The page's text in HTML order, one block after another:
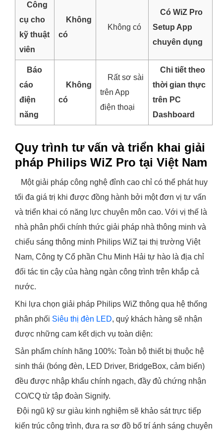
Công
cụ cho
kỹ thuật
viên
Không
có
Không có
Có WiZ Pro
Setup App
chuyên dụng
Báo
cáo
điện
năng
Không
có
Rất sơ sài
trên App
điện thoại
Chi tiết theo
thời gian thực
trên PC
Dashboard
Quy trình tư vấn và triển khai giải
pháp Philips WiZ Pro tại Việt Nam
Một giải pháp công nghệ đỉnh cao chỉ có thể phát huy
tối đa giá trị khi được đồng hành bởi một đơn vị tư vấn
và triển khai có năng lực chuyên môn cao. Với vị thế là
nhà phân phối chính thức giải pháp nhà thông minh và
chiếu sáng thông minh Philips WiZ tại thị trường Việt
Nam, Công ty Cổ phần Chu Minh Hải tự hào là địa chỉ
đối tác tin cậy của hàng ngàn công trình trên khắp cả
nước.
Khi lựa chọn giải pháp Philips WiZ thông qua hệ thống
phân phối Siêu thị đèn LED, quý khách hàng sẽ nhận
được những cam kết dịch vụ toàn diện:
Sản phẩm chính hãng 100%: Toàn bộ thiết bị thuộc hệ
sinh thái (bóng đèn, LED Driver, BridgeBox, cảm biến)
đều được nhập khẩu chính ngạch, đầy đủ chứng nhận
CO/CQ từ tập đoàn Signify.
Đội ngũ kỹ sư giàu kinh nghiệm sẽ khảo sát trực tiếp
kiến trúc công trình, đưa ra sơ đồ bố trí ánh sáng chuyên